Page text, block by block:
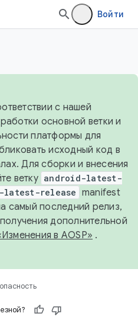
Войти
с нашей
основной ветки и
платформы для
исходный код в
Для сборки и внесения
ветку android-latest-
latest-release manifest
самый последний релиз,
дополнительной
в AOSP» .